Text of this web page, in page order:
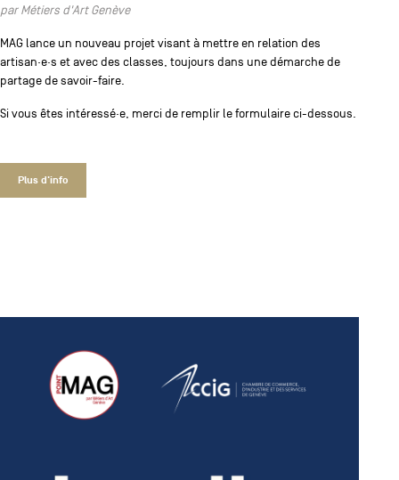
par Métiers d'Art Genève
MAG lance un nouveau projet visant à mettre en relation des
artisan·e·s et avec des classes, toujours dans une démarche de
partage de savoir-faire.
Si vous êtes intéressé·e, merci de remplir le formulaire ci-dessous.
Plus d'info